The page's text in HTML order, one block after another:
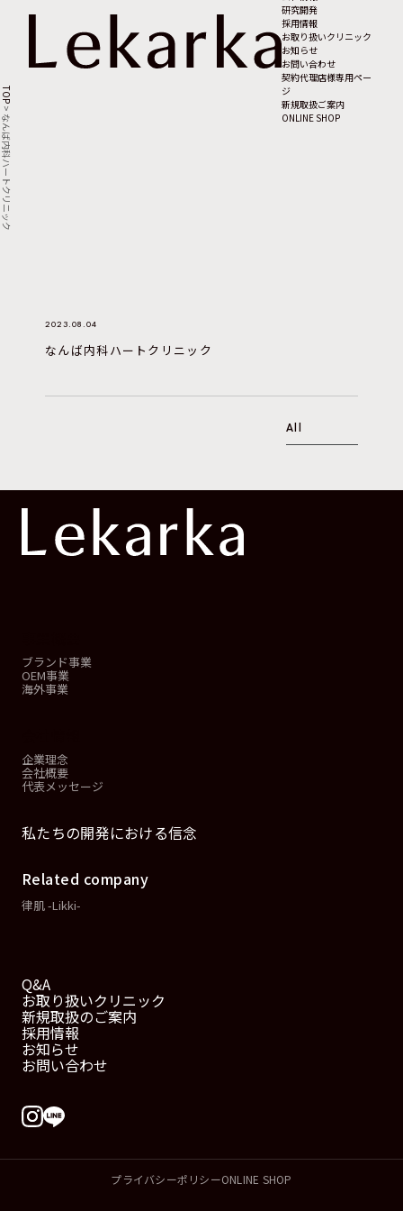
研究開発
採用情報
お取り扱いクリニック
お知らせ
お問い合わせ
契約代理店様専用ペー
ジ
新規取扱ご案内
ONLINE SHOP
TOP
>
なんば内科ハートクリニック
2023.08.04
なんば内科ハートクリニック
All
ブランド事業
OEM事業
海外事業
企業理念
会社概要
代表メッセージ
私たちの開発における信念
Related company
律肌 -Likki-
Q&A
お取り扱いクリニック
新規取扱のご案内
採用情報
お知らせ
お問い合わせ
プライバシーポリシーONLINE SHOP